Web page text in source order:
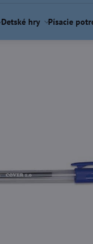
Detské hry Písacie